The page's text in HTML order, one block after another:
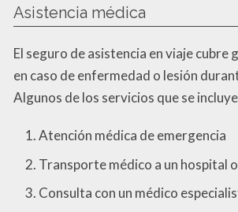
Asistencia médica
El seguro de asistencia en viaje cubre
en caso de enfermedad o lesión
Algunos de los servicios que se
Atención médica de emergencia
Transporte médico a un hospital
Consulta con un médico